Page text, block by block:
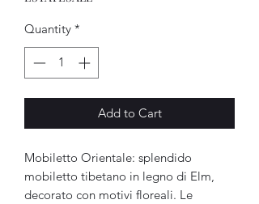
Quantity *
Add to Cart
Mobiletto Orientale: splendido
mobiletto tibetano in legno di Elm,
decorato con motivi floreali. Le